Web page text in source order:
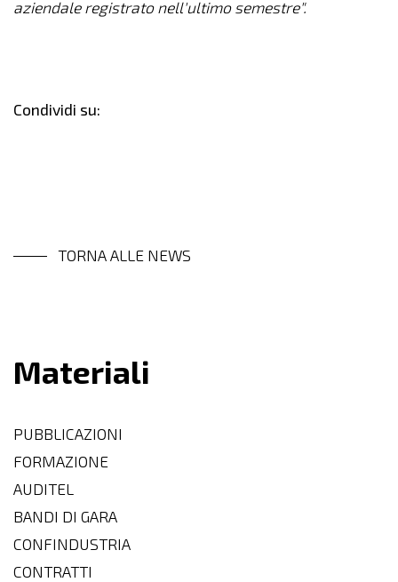
aziendale registrato nell'ultimo semestre".
Condividi su:
TORNA ALLE NEWS
Materiali
PUBBLICAZIONI
FORMAZIONE
AUDITEL
BANDI DI GARA
CONFINDUSTRIA
CONTRATTI